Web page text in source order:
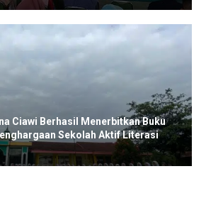
Ciawi Berhasil Menerbitkan Buku
Sekolah Aktif Literasi